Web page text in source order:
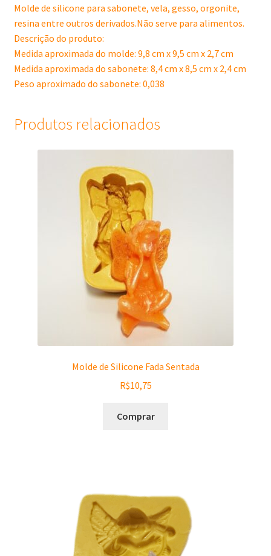
Molde de silicone para sabonete, vela, gesso, orgonite,
resina entre outros derivados.Não serve para alimentos.
Descrição do produto:
Medida aproximada do molde: 9,8 cm x 9,5 cm x 2,7 cm
Medida aproximada do sabonete: 8,4 cm x 8,5 cm x 2,4 cm
Peso aproximado do sabonete: 0,038
Produtos relacionados
Molde de Silicone Fada Sentada
R$10,75
Comprar